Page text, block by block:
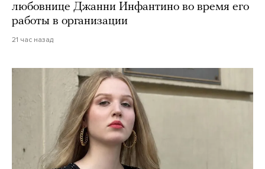
любовнице Джанни Инфантино во время его
работы в организации
21 час назад